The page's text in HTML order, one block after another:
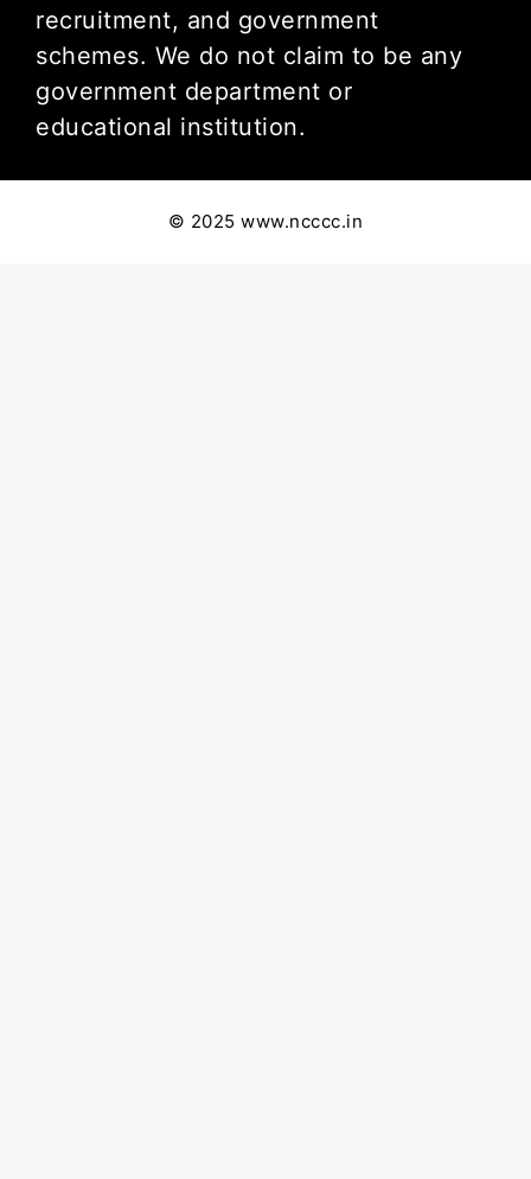
recruitment, and government
schemes. We do not claim to be any
government department or
educational institution.
© 2025 www.ncccc.in